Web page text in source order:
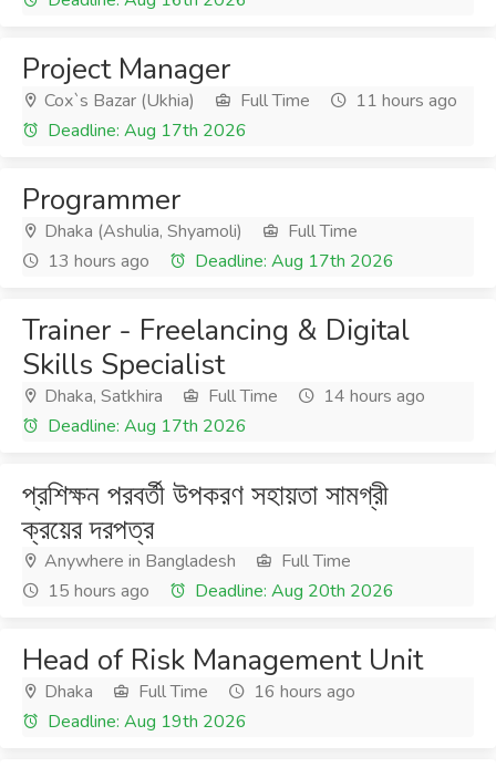
Project Manager
Cox`s Bazar (Ukhia) Full Time
11 hours ago
Deadline: Aug 17th 2026
Programmer
Dhaka (Ashulia, Shyamoli)
Full Time
13 hours ago
Deadline: Aug 17th 2026
Trainer - Freelancing & Digital
Skills Specialist
Dhaka, Satkhira Full Time
14 hours ago
Deadline: Aug 17th 2026
প্রশিক্ষন পরবর্তী উপকরণ সহায়তা সামগ্রী
ক্রয়ের দরপত্র
Anywhere in Bangladesh
Full Time
15 hours ago
Deadline: Aug 20th 2026
Head of Risk Management Unit
Dhaka Full Time
16 hours ago
Deadline: Aug 19th 2026